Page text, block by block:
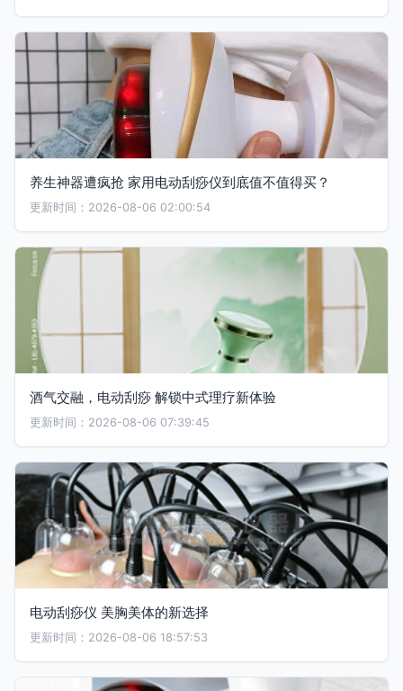
养生神器遭疯抢 家用电动刮痧仪到底值不值得买？
更新时间：2026-08-06 02:00:54
酒气交融，电动刮痧 解锁中式理疗新体验
更新时间：2026-08-06 07:39:45
电动刮痧仪 美胸美体的新选择
更新时间：2026-08-06 18:57:53